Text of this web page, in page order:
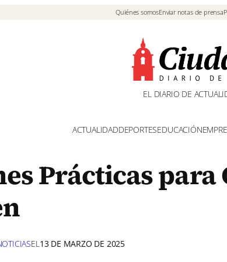
Quiénes somosEnviar notas de prensa
EL DIARIO DE
ACTUALIDADDEPORTESEDUCACIÓN
Prácticas para
EL13 DE MARZO DE 2025